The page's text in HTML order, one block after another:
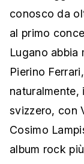
conosco da
al primo
Lugano abbia
Pierino
svizzero, con
Cosimo
album rock